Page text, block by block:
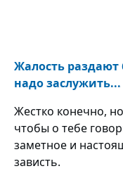
Жалость раздают
надо заслужить...
Жестко конечно,
чтобы о тебе
заметное и
зависть.